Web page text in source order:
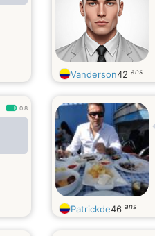
Vanderson42 ans
0.8
Patrickde46 ans